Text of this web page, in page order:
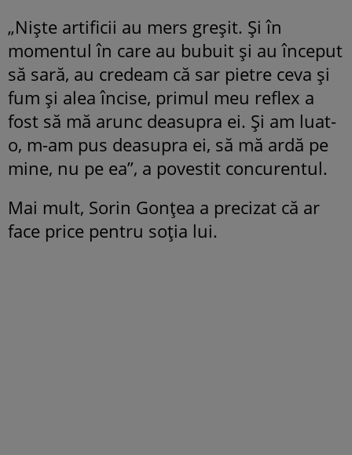
„Niște artificii au mers greșit. Și în
momentul în care au bubuit și au început
să sară, au credeam că sar pietre ceva și
fum și alea încise, primul meu reflex a
fost să mă arunc deasupra ei. Și am luat-
o, m-am pus deasupra ei, să mă ardă pe
mine, nu pe ea”, a povestit concurentul.
Mai mult, Sorin Gonțea a precizat că ar
face price pentru soția lui.